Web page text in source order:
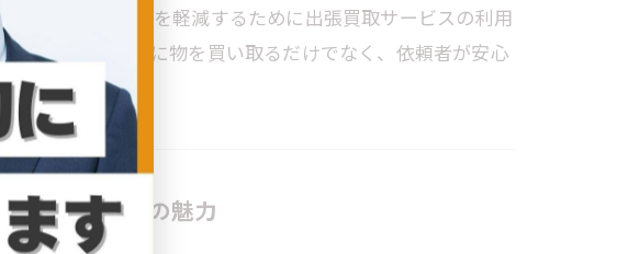
しながらも手間を軽減するために出張買取サービスの利用
張買取では、単に物を買い取るだけでなく、依頼者が安心
取サービスの魅力